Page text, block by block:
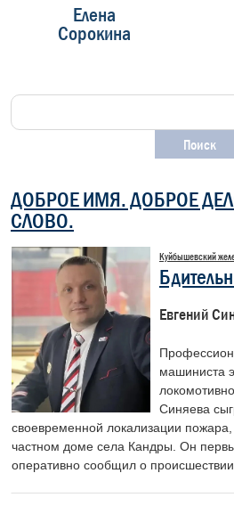
Елена
Сорокина
ДОБРОЕ ИМЯ. ДОБРОЕ
СЛОВО.
Куйбышевский
Евгений
машиниста
Синяева
своевременной локализации
частном доме села Кандры. Он
оперативно сообщил о